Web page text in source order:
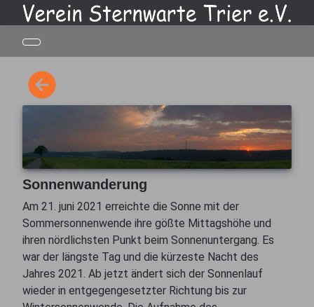
Sonnenwanderung
Am 21. juni 2021 erreichte die Sonne mit der
Sommersonnenwende ihre gößte Mittagshöhe und
ihren nördlichsten Punkt beim Sonnenuntergang. Es
war der längste Tag und die kürzeste Nacht des
Jahres 2021. Ab jetzt ändert sich der Sonnenlauf
wieder in entgegengesetzter Richtung bis zur